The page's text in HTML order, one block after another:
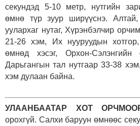
секундэд 5-10 метр, нутгийн
өмнө түр зуур ширүүснэ. Алтай,
уулархаг нутаг, Хүрэнбэлчир
21-26 хэм, Их нууруудын
өмнөд хэсэг, Орхон-
Дарьгангын тал нутгаар 33-38
хэм дулаан байна.
УЛААНБААТАР ХОТ
орохгүй. Салхи баруун өмнөөс